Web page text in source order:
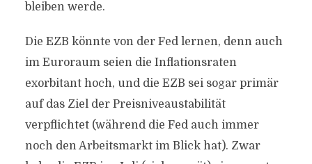
bleiben werde.
Die EZB könnte von der Fed lernen, denn auch
im Euroraum seien die Inflationsraten
exorbitant hoch, und die EZB sei sogar primär
auf das Ziel der Preisniveaustabilität
verpflichtet (während die Fed auch immer
noch den Arbeitsmarkt im Blick hat). Zwar